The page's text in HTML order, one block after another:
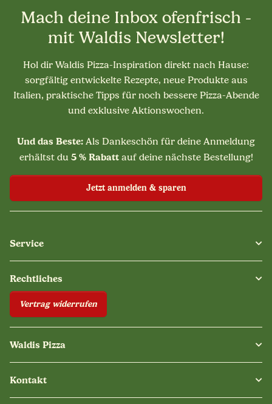
Mach deine Inbox ofenfrisch -
mit Waldis Newsletter!
Hol dir Waldis Pizza-Inspiration direkt nach Hause:
sorgfältig entwickelte Rezepte, neue Produkte aus
Italien, praktische Tipps für noch bessere Pizza-Abende
und exklusive Aktionswochen.
Und das Beste: Als Dankeschön für deine Anmeldung
erhältst du 5 % Rabattauf deine nächste Bestellung!
Jetzt anmelden & sparen
Service
Rechtliches
Vertrag widerrufen
Waldis Pizza
Kontakt